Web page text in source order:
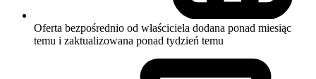
Oferta bezpośrednio od właściciela dodana ponad miesiąc
temu i zaktualizowana ponad tydzień temu